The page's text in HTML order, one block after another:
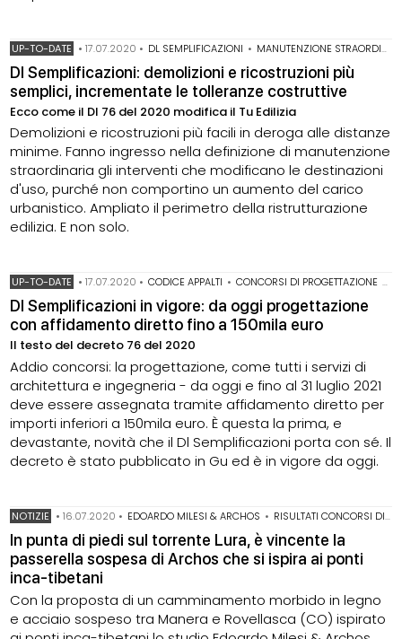
UP-TO-DATE •17.07.2020 • DL SEMPLIFICAZIONI • MANUTENZIONE STRAORDINARIA
Dl Semplificazioni: demolizioni e ricostruzioni più
semplici, incrementate le tolleranze costruttive
Ecco come il Dl 76 del 2020 modifica il Tu Edilizia
Demolizioni e ricostruzioni più facili in deroga alle distanze
minime. Fanno ingresso nella definizione di manutenzione
straordinaria gli interventi che modificano le destinazioni
d'uso, purché non comportino un aumento del carico
urbanistico. Ampliato il perimetro della ristrutturazione
edilizia. E non solo.
UP-TO-DATE •17.07.2020 • CODICE APPALTI • CONCORSI DI PROGETTAZIONE •
Dl Semplificazioni in vigore: da oggi progettazione
con affidamento diretto fino a 150mila euro
Il testo del decreto 76 del 2020
Addio concorsi: la progettazione, come tutti i servizi di
architettura e ingegneria - da oggi e fino al 31 luglio 2021
deve essere assegnata tramite affidamento diretto per
importi inferiori a 150mila euro. È questa la prima, e
devastante, novità che il Dl Semplificazioni porta con sé. Il
decreto è stato pubblicato in Gu ed è in vigore da oggi.
NOTIZIE •16.07.2020 • EDOARDO MILESI & ARCHOS • RISULTATI CONCORSI DI PROGETTAZIONE
In punta di piedi sul torrente Lura, è vincente la
passerella sospesa di Archos che si ispira ai ponti
inca-tibetani
Con la proposta di un camminamento morbido in legno
e acciaio sospeso tra Manera e Rovellasca (CO) ispirato